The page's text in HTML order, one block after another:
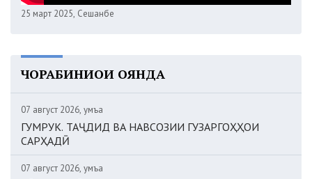
25 март 2025, Сешанбе
ЧОРАБИНИҲОИ ОЯНДА
07 август 2026, Ҷумъа
ГУМРУК. ТАҶДИД ВА НАВСОЗИИ ГУЗАРГОҲҲОИ
САРҲАДӢ
07 август 2026, Ҷумъа